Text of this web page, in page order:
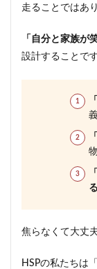
走ることではあ
「自分と家族が
設計することです
焦らなくて大丈夫
HSPの私たちは